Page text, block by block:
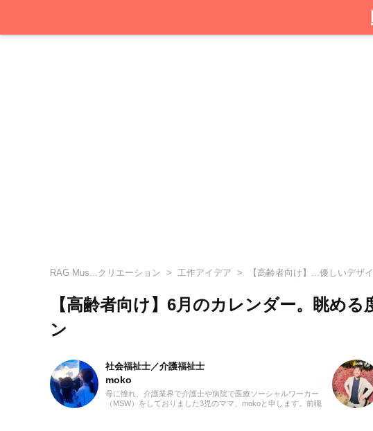
RAG Mus...クリエーション 工作アイデア 【高齢者向け】...優しいデザ
【高齢者向け】6月のカレンダー。眺め
ン
社会福祉士／介護福祉士
moko
母に憧れ、介護業界で介護士や病院で医療ソーシャルワーカー
（MSW）をしておりました3児のママ、mokoと申します。前職